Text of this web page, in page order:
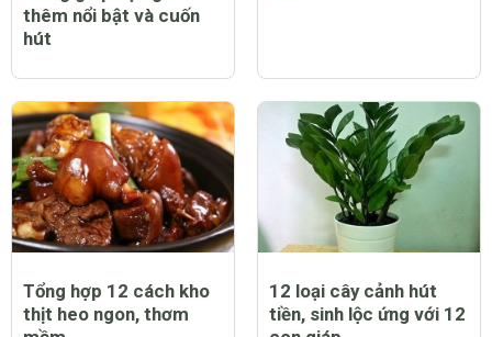
thêm nổi bật và cuốn
hút
Tổng hợp 12 cách kho
thịt heo ngon, thơm
12 loại cây cảnh hút
tiền, sinh lộc ứng với 12